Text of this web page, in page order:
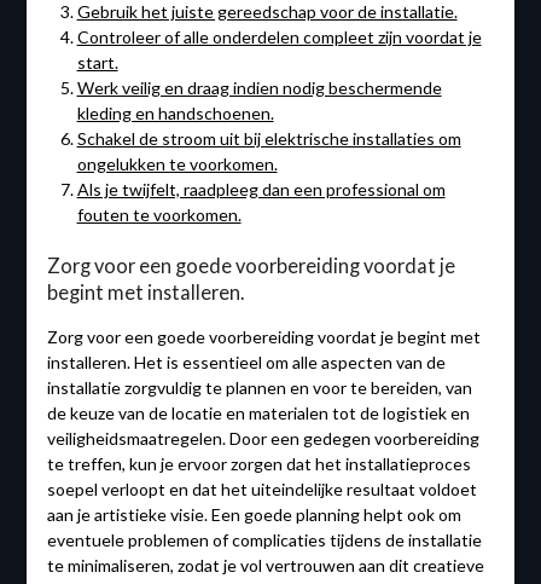
Gebruik het juiste gereedschap voor de installatie.
Controleer of alle onderdelen compleet zijn voordat je
start.
Werk veilig en draag indien nodig beschermende
kleding en handschoenen.
Schakel de stroom uit bij elektrische installaties om
ongelukken te voorkomen.
Als je twijfelt, raadpleeg dan een professional om
fouten te voorkomen.
Zorg voor een goede voorbereiding voordat je
begint met installeren.
Zorg voor een goede voorbereiding voordat je begint met
installeren. Het is essentieel om alle aspecten van de
installatie zorgvuldig te plannen en voor te bereiden, van
de keuze van de locatie en materialen tot de logistiek en
veiligheidsmaatregelen. Door een gedegen voorbereiding
te treffen, kun je ervoor zorgen dat het installatieproces
soepel verloopt en dat het uiteindelijke resultaat voldoet
aan je artistieke visie. Een goede planning helpt ook om
eventuele problemen of complicaties tijdens de installatie
te minimaliseren, zodat je vol vertrouwen aan dit creatieve